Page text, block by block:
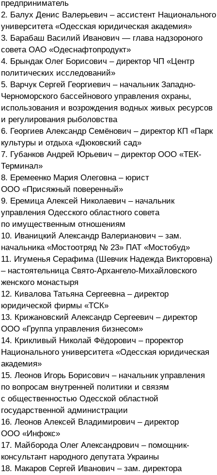
предприниматель
2. Балух Денис Валерьевич – ассистент Национального
университета «Одесская юридическая академия»
3. Барабаш Василий Иванович — глава надзороного
совета ОАО «Одеснафтопродукт»
4. Брындак Олег Борисович – директор ЧП «Центр
политических исследований»
5. Варчук Сергей Георгиевич – начальник Западно-
Черноморского бассейнового управления охраны,
использования и возрождения водных живых ресурсов
и регулирования рыболовства
6. Георгиев Александр Семёнович – директор КП «Парк
культуры и отдыха «Дюковский сад»
7. Губанков Андрей Юрьевич – директор ООО «ТЕК-
Терминал»
8. Еремеенко Мария Олеговна – юрист
ООО «Присяжный поверенный»
9. Еремица Алексей Николаевич – начальник
управления Одесского областного совета
по имущественным отношениям
10. Иваницкий Александр Валерианович – зам.
начальника «Мостоотряд № 23» ПАТ «Мостобуд»
11. Игуменья Серафима (Шевчик Надежда Викторовна)
– настоятельница Свято-Архангело-Михайловского
женского монастыря
12. Кивалова Татьяна Сергеевна – директор
юридической фирмы «ТСК»
13. Крижановский Александр Сергеевич – директор
ООО «Группа управления бизнесом»
14. Крикливый Николай Фёдорович – проректор
Национального университета «Одесская юридическая
академия»
15. Леонов Игорь Борисович – начальник управления
по вопросам внутренней политики и связям
с общественностью Одесской областной
государственной администрации
16. Леонов Алексей Владимирович – директор
ООО «Инфокс»
17. Майборода Олег Александрович – помощник-
консультант народного депутата Украины
18. Макаров Сергей Иванович – зам. директора